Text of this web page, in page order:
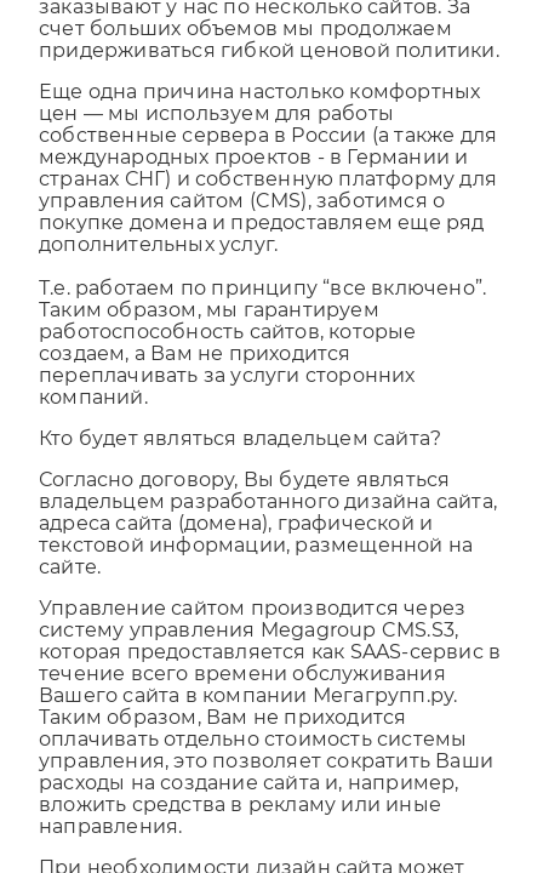
поток постоянных клиентов, которые
заказывают у нас по несколько сайтов. За
счет больших объемов мы продолжаем
Еще одна причина настолько комфортных
цен — мы используем для работы
собственные сервера в России (а также для
международных проектов - в Германии и
странах СНГ) и собственную платформу для
управления сайтом (CMS), заботимся о
покупке домена и предоставляем еще ряд
Т.е. работаем по принципу “все включено”.
Таким образом, мы гарантируем
работоспособность сайтов, которые
создаем, а Вам не приходится
переплачивать за услуги сторонних
Согласно договору, Вы будете являться
владельцем разработанного дизайна сайта,
адреса сайта (домена), графической и
текстовой информации, размещенной на
Управление сайтом производится через
систему управления Megagroup CMS.S3,
которая предоставляется как SAAS-сервис в
течение всего времени обслуживания
Вашего сайта в компании Мегагрупп.ру.
Таким образом, Вам не приходится
оплачивать отдельно стоимость системы
управления, это позволяет сократить Ваши
расходы на создание сайта и, например,
вложить средства в рекламу или иные